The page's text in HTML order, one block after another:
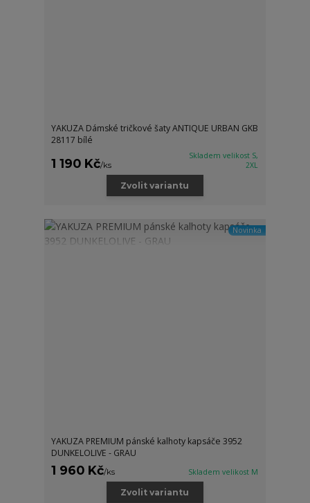
YAKUZA Dámské tričkové šaty ANTIQUE URBAN GKB
28117 bílé
1 190 Kč/ks
Skladem velikost S,
2XL
Zvolit variantu
Novinka
YAKUZA PREMIUM pánské kalhoty kapsáče 3952
DUNKELOLIVE - GRAU
1 960 Kč/ks Skladem velikost M
Zvolit variantu